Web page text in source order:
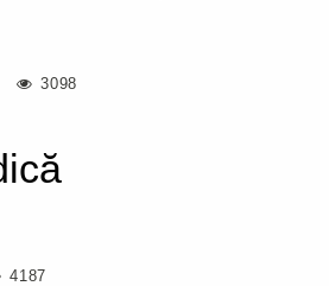
3098
4187